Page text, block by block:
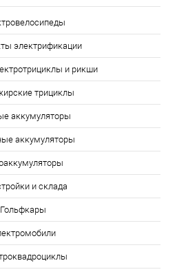
электрификации
и рикши
трициклы
аккумуляторы
аккумуляторы
и склада
Гольфкары